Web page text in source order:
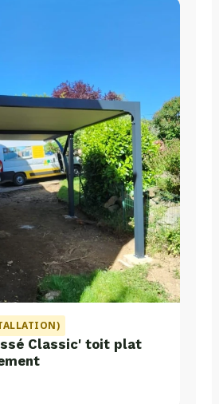
Classic' toit plat